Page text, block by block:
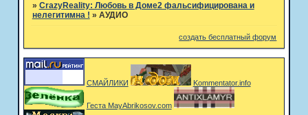
» CrazyReality: Любовь в Доме2 фальсифицирована и
нелегитимна ! » АУДИО
создать бесплатный форум
СМАЙЛИКИ Kommentator.info
Геста MayAbrikosov.com